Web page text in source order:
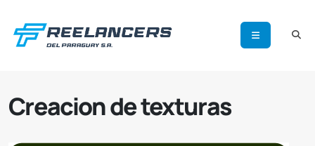
Creacion de texturas